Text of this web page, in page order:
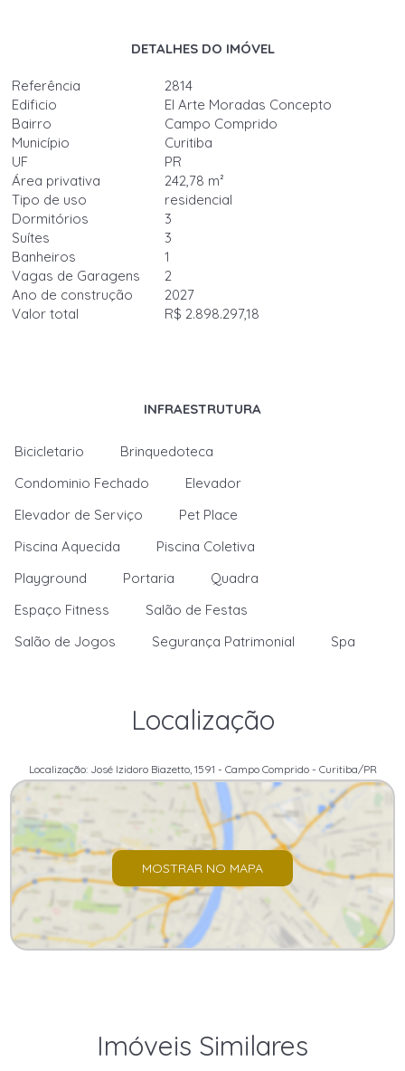
DETALHES DO IMÓVEL
Referência
2814
Edificio
El Arte Moradas Concepto
Bairro
Campo Comprido
Município
Curitiba
UF
PR
Área privativa
242,78 m²
Tipo de uso
residencial
Dormitórios
3
Suítes
3
Banheiros
1
Vagas de Garagens
2
Ano de construção
2027
Valor total
R$ 2.898.297,18
INFRAESTRUTURA
Bicicletario
Brinquedoteca
Condominio Fechado
Elevador
Elevador de Serviço
Pet Place
Piscina Aquecida
Piscina Coletiva
Playground
Portaria
Quadra
Espaço Fitness
Salão de Festas
Salão de Jogos
Segurança Patrimonial Spa
Localização
Localização: José Izidoro Biazetto, 1591 - Campo Comprido - Curitiba/PR
MOSTRAR NO MAPA
Imóveis Similares